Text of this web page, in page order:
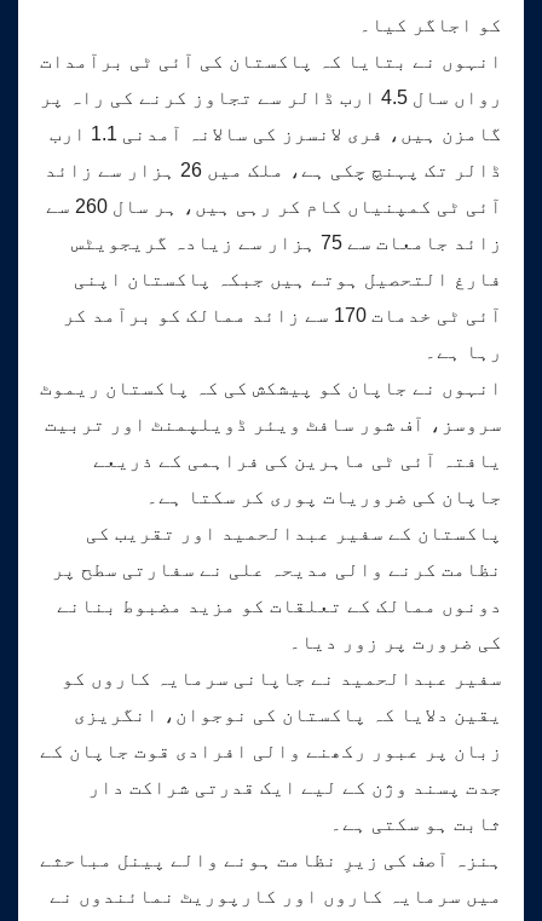
کو اجاگر کیا۔
انہوں نے بتایا کہ پاکستان کی آئی ٹی برآمدات
رواں سال 4.5 ارب ڈالر سے تجاوز کرنے کی راہ پر
گامزن ہیں، فری لانسرز کی سالانہ آمدنی 1.1 ارب
ڈالر تک پہنچ چکی ہے، ملک میں 26 ہزار سے زائد
آئی ٹی کمپنیاں کام کر رہی ہیں، ہر سال 260 سے
زائد جامعات سے 75 ہزار سے زیادہ گریجویٹس
فارغ التحصیل ہوتے ہیں جبکہ پاکستان اپنی
آئی ٹی خدمات 170 سے زائد ممالک کو برآمد کر
رہا ہے۔
انہوں نے جاپان کو پیشکش کی کہ پاکستان ریموٹ
سروسز، آف شور سافٹ ویئر ڈویلپمنٹ اور تربیت
یافتہ آئی ٹی ماہرین کی فراہمی کے ذریعے
جاپان کی ضروریات پوری کر سکتا ہے۔
پاکستان کے سفیر عبدالحمید اور تقریب کی
نظامت کرنے والی مدیحہ علی نے سفارتی سطح پر
دونوں ممالک کے تعلقات کو مزید مضبوط بنانے
کی ضرورت پر زور دیا۔
سفیر عبدالحمید نے جاپانی سرمایہ کاروں کو
یقین دلایا کہ پاکستان کی نوجوان، انگریزی
زبان پر عبور رکھنے والی افرادی قوت جاپان کے
جدت پسند وژن کے لیے ایک قدرتی شراکت دار
ثابت ہو سکتی ہے۔
ہنزہ آصف کی زیرِ نظامت ہونے والے پینل مباحثے
میں سرمایہ کاروں اور کارپوریٹ نمائندوں نے